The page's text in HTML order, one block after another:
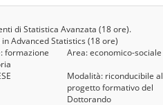
di Statistica Avanzata (18 ore).
in Advanced Statistics (18 ore)
formazione
Area: economico-sociale
Modalità: riconducibile al
progetto formativo del
Dottorando